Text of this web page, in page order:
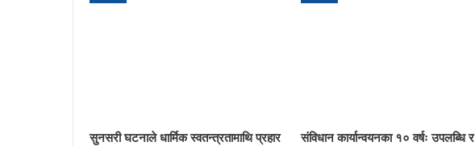
सुनसरी घटनाले धार्मिक स्वतन्त्रतामाथि प्रहार
संविधान कार्यान्वयनका १० वर्षः उपलब्धि र